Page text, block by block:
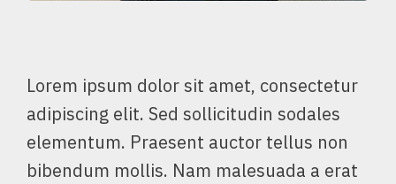
Lorem ipsum dolor sit amet, consectetur
adipiscing elit. Sed sollicitudin sodales
elementum. Praesent auctor tellus non
bibendum mollis. Nam malesuada a erat